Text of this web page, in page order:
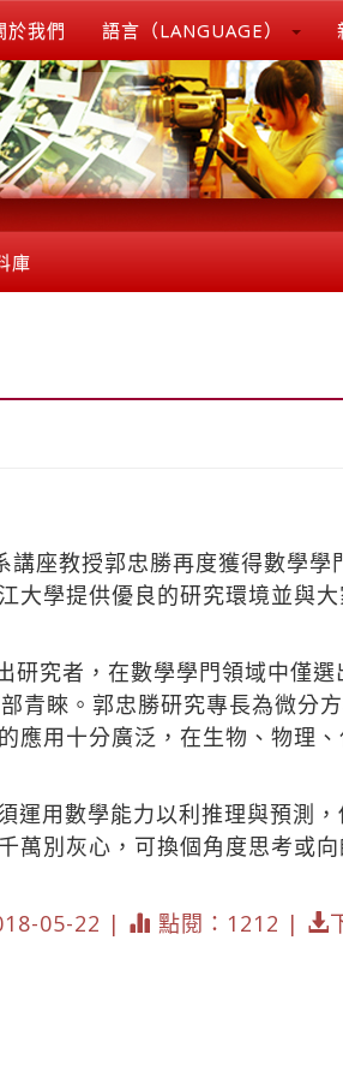
於我們 語言（LANGUAGE）
庫
講座教授郭忠勝再度獲得數學學
大學提供優良的研究環境並與
究者，在數學學門領域中僅選
青睞。郭忠勝研究專長為微分
應用十分廣泛，在生物、物理、
運用數學能力以利推理與預測，
萬別灰心，可換個角度思考或
05-22 | 點閱：1212 |